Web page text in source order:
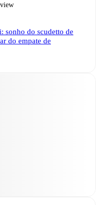
sonho do scudetto de
do empate de